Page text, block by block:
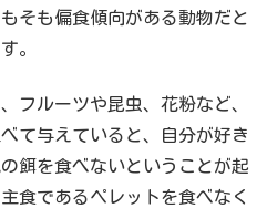
そも偏食傾向がある動物だと
。
フルーツや昆虫、花粉など、
て与えていると、自分が好き
餌を食べないということが起
食であるペレットを食べなく